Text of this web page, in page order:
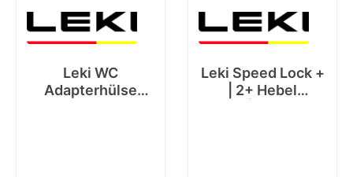
Leki WC
Adapterhülse
Leki Speed Lock +
| 2+ Hebel